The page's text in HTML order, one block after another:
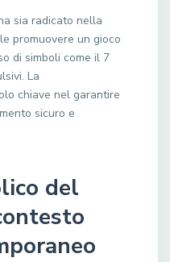
sia radicato nella
promuovere un gioco
di simboli come il 7
La
chiave nel garantire
sicuro e
del